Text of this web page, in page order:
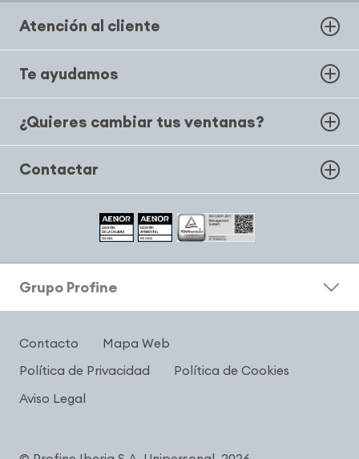
Atención al cliente
Te ayudamos
¿Quieres cambiar tus ventanas?
Contactar
Grupo Profine
Contacto
Mapa Web
Política de Privacidad
Política de Cookies
Aviso Legal